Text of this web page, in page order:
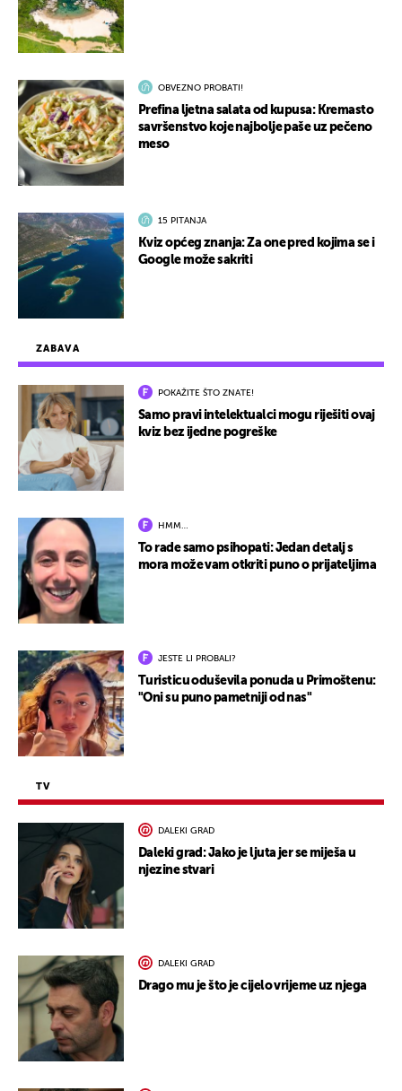
ZABAVA
POKAŽITE ŠTO ZNATE!
Samo pravi intelektualci mogu riješiti ovaj
kviz bez ijedne pogreške
HMM…
To rade samo psihopati: Jedan detalj s
mora može vam otkriti puno o prijateljima
JESTE LI PROBALI?
Turisticu oduševila ponuda u Primoštenu:
"Oni su puno pametniji od nas"
TV
DALEKI GRAD
Daleki grad: Jako je ljuta jer se miješa u
njezine stvari
DALEKI GRAD
Drago mu je što je cijelo vrijeme uz njega
OBVEZNO PROBATI!
Prefina ljetna salata od kupusa: Kremasto
savršenstvo koje najbolje paše uz pečeno
meso
15 PITANJA
Kviz općeg znanja: Za one pred kojima se i
Google može sakriti